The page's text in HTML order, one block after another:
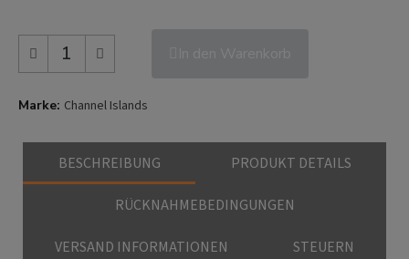
Marke Channel Islands
BESCHREIBUNG PRODUKT DETAILS
RÜCKNAHMEBEDINGUNGEN
VERSAND INFORMATIONEN STEUERN